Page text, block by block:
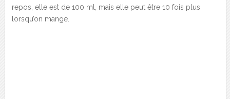
repos, elle est de 100 ml, mais elle peut être 10 fois plus
lorsqu’on mange.